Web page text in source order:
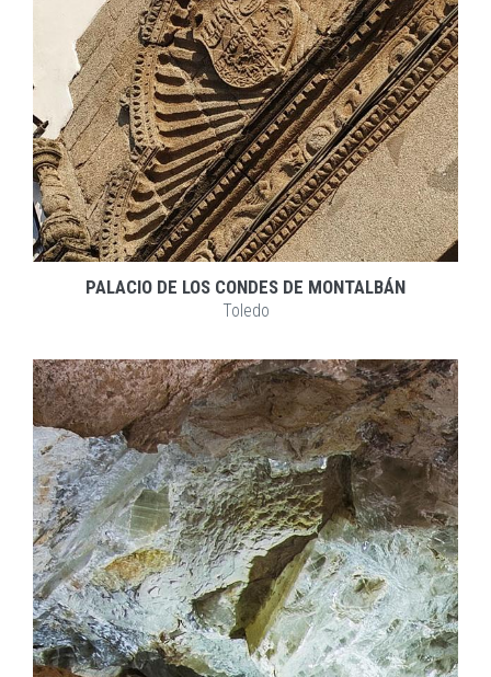
EXPLORAR ZOOM
PALACIO DE LOS CONDES DE MONTALBÁN
Toledo